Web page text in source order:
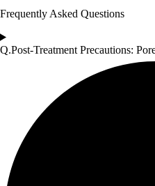
Frequently Asked Questions
Q.Post-Treatment Precautions: